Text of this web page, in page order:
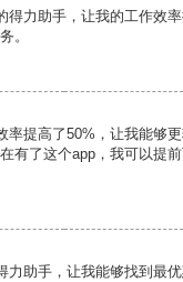
得力助手，让我的工作效
。
率提高了50%，让我能够更
有了这个app，我可以提
力助手，让我能够找到最